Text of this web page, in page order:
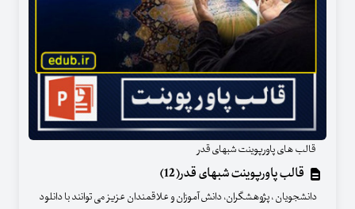
قالب های پاورپوینت شبهای قدر
قالب پاورپوینت شبهای قدر(12)
دانشجویان ، پژوهشگران، دانش آموزان و علاقمندان عزیز می توانند با دانلود